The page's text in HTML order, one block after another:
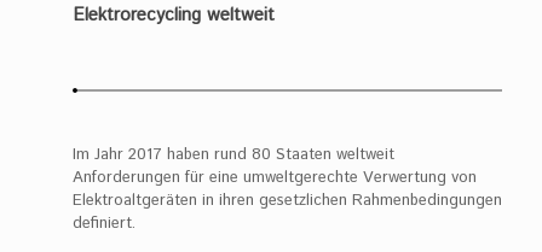
Elektrorecycling weltweit
Im Jahr 2017 haben rund 80 Staaten weltweit
Anforderungen für eine umweltgerechte Verwertung von
Elektroaltgeräten in ihren gesetzlichen Rahmenbedingungen
definiert.